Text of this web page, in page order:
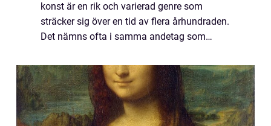
konst är en rik och varierad genre som
sträcker sig över en tid av flera århundraden.
Det nämns ofta i samma andetag som
1400-talet. Under denna period utvecklades
...